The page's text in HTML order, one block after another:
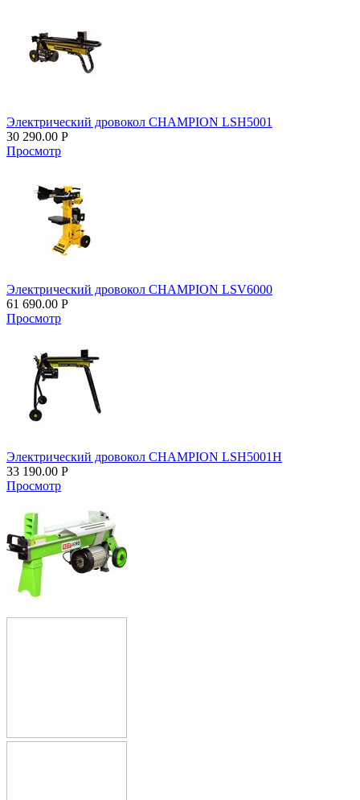
Электрический дровокол CHAMPION LSH5001
30 290.00 Р
Просмотр
Электрический дровокол CHAMPION LSV6000
61 690.00 Р
Просмотр
Электрический дровокол CHAMPION LSH5001H
33 190.00 Р
Просмотр